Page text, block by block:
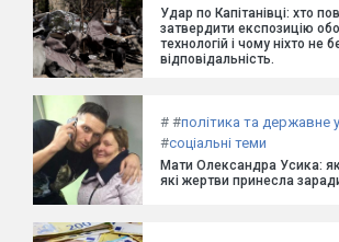
Удар по Капітанівці: хто
затвердити експозицію
технологій і чому ніхто не
відповідальність.
# #політика та державне
#соціальні теми
Мати Олександра Усика:
які жертви принесла